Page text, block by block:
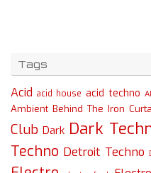
Tags
Acid acid house acid techno
Ambient Behind The Iron
Club Dark Dark
Techno Detroit Techno